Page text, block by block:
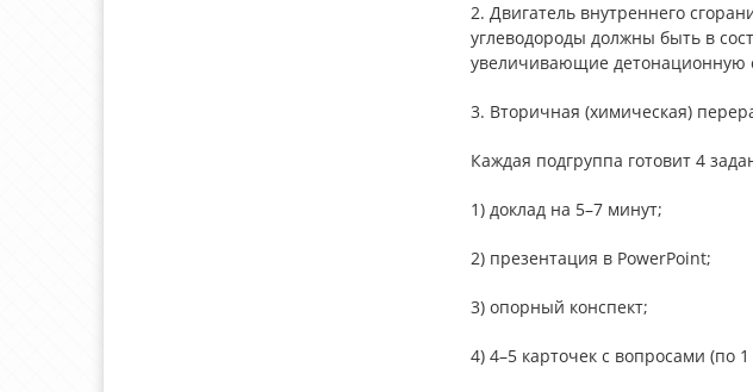
2. Двигатель внутреннего
углеводороды должны быть в
увеличивающие детонационную
3. Вторичная (химическая)
Каждая подгруппа готовит 4
1) доклад на 5–7 минут;
2) презентация в PowerPoint;
3) опорный конспект;
4) 4–5 карточек с вопросами (по